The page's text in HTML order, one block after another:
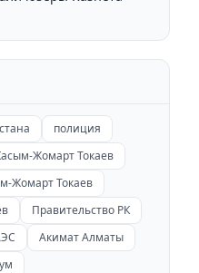
полиция
Жомарт Токаев
Жомарт Токаев
Правительство РК
Акимат Алматы